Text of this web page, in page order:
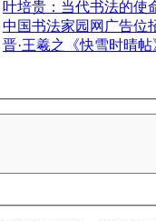
叶培贵：当代书法的使
中国书法家园网广告位
晋·王羲之《快雪时晴